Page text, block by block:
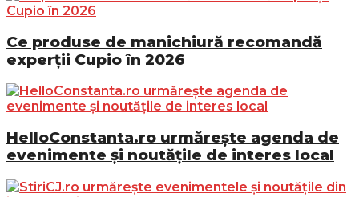
Ce produse de manichiură recomandă
experții Cupio în 2026
HelloConstanta.ro urmărește agenda de
evenimente și noutățile de interes local